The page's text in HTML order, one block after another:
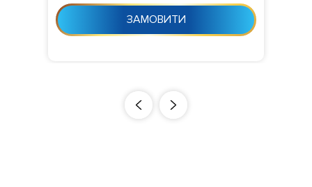
24 дня з моменту замовлення
ЗАМОВИТИ